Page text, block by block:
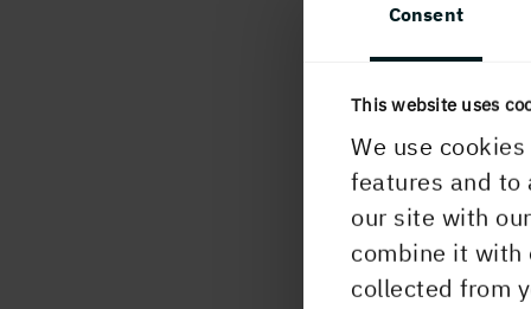
Consent
This website uses
We use
features and to
our site with
combine it with
collected from
från
det
för